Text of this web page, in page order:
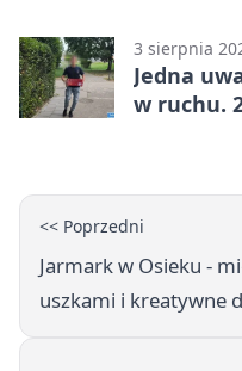
3 sierpnia
Jedna
w ruchu.
<< Poprzedni
Jarmark w Osieku -
uszkami i kreatywne